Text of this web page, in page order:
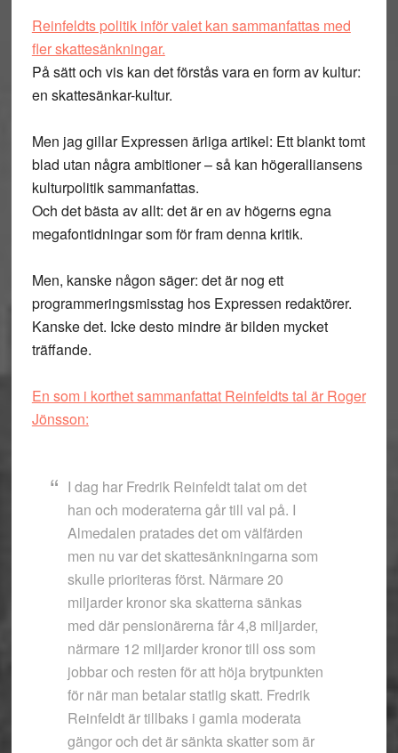
Reinfeldts politik inför valet kan sammanfattas med
fler skattesänkningar.
På sätt och vis kan det förstås vara en form av kultur:
en skattesänkar-kultur.
Men jag gillar Expressen ärliga artikel: Ett blankt tomt
blad utan några ambitioner – så kan högeralliansens
kulturpolitik sammanfattas.
Och det bästa av allt: det är en av högerns egna
megafontidningar som för fram denna kritik.
Men, kanske någon säger: det är nog ett
programmeringsmisstag hos Expressen redaktörer.
Kanske det. Icke desto mindre är bilden mycket
träffande.
En som i korthet sammanfattat Reinfeldts tal är Roger
Jönsson:
I dag har Fredrik Reinfeldt talat om det
han och moderaterna går till val på. I
Almedalen pratades det om välfärden
men nu var det skattesänkningarna som
skulle prioriteras först. Närmare 20
miljarder kronor ska skatterna sänkas
med där pensionärerna får 4,8 miljarder,
närmare 12 miljarder kronor till oss som
jobbar och resten för att höja brytpunkten
för när man betalar statlig skatt. Fredrik
Reinfeldt är tillbaks i gamla moderata
gängor och det är sänkta skatter som är